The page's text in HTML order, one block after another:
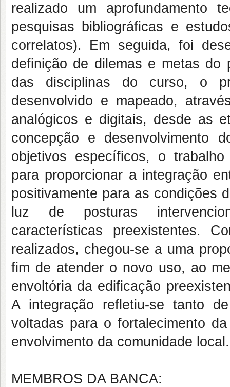
realizado um aprofundamento
pesquisas bibliográficas e
correlatos). Em seguida, foi
definição de dilemas e metas
das disciplinas do curso, o
desenvolvido e mapeado,
analógicos e digitais, desde as
concepção e desenvolvimento
objetivos específicos, o
para proporcionar a integração
positivamente para as condições
luz de posturas
características preexistentes.
realizados, chegou-se a uma
fim de atender o novo uso, ao
envoltória da edificação
A integração refletiu-se tanto
voltadas para o fortalecimento
envolvimento da comunidade local.
MEMBROS DA BANCA: